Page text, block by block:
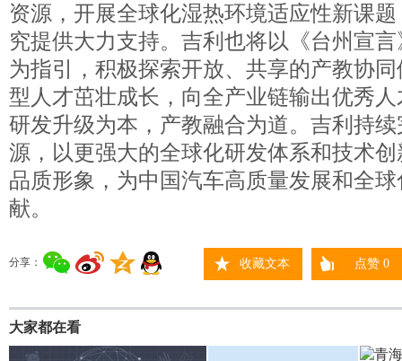
资源，开展全球化湿热环境适应性新课
究提供大力支持。吉利也将以《台州宣
为指引，积极探索开放、共享的产教协
型人才茁壮成长，向全产业链输出优秀人
研发升级为本，产教融合为道。吉利持
源，以更强大的全球化研发体系和技术
品质形象，为中国汽车高质量发展和全
献。
分享： 收藏文本 点赞0
大家都在看